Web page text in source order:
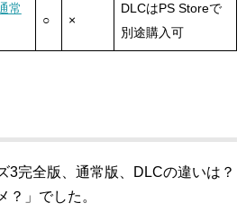
常
○ ×
DLCはPS Storeで
別途購入可
3完全版、通常版、DLCの違いは？
？」でした。